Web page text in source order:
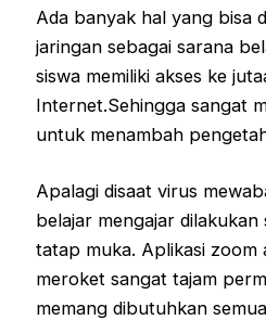
Ada banyak hal yang bisa
jaringan sebagai sarana
siswa memiliki akses ke
Internet.Sehingga sangat
untuk menambah
Apalagi disaat virus
belajar mengajar
tatap muka. Aplikasi zoom
meroket sangat tajam
memang dibutuhkan